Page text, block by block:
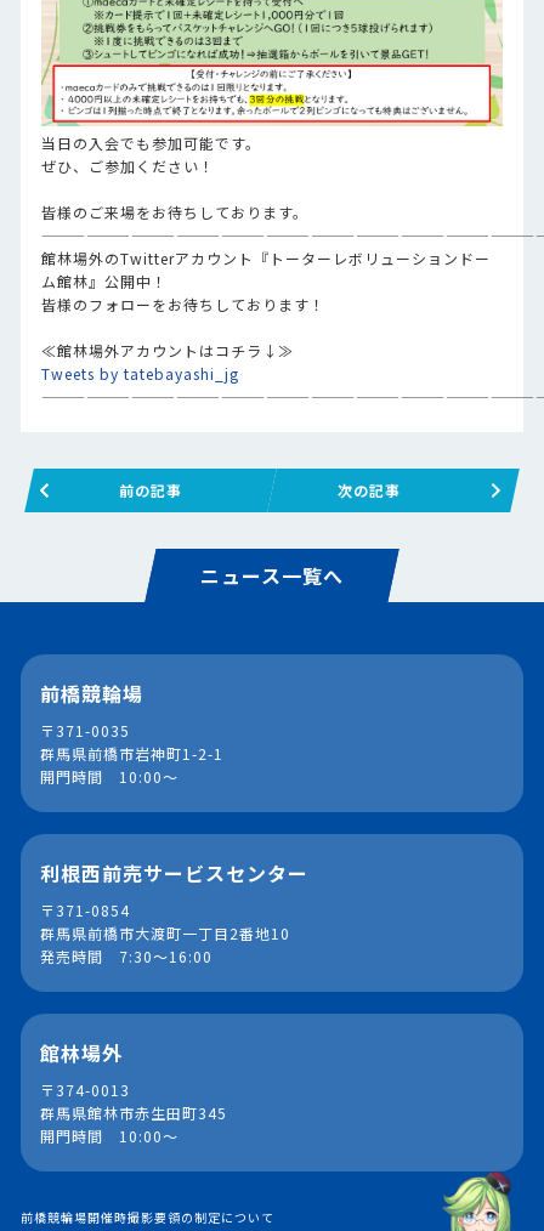
当日の入会でも参加可能です。
ぜひ、ご参加ください！
皆様のご来場をお待ちしております。
館林場外のTwitterアカウント『トーターレボリューションドー
ム館林』公開中！
皆様のフォローをお待ちしております！
≪館林場外アカウントはコチラ↓≫
Tweets by tatebayashi_jg
前の記事 次の記事
ニュース一覧へ
前橋競輪場
〒371-0035
群馬県前橋市岩神町1-2-1
開門時間 10:00～
利根西前売サービスセンター
〒371-0854
群馬県前橋市大渡町一丁目2番地10
発売時間 7:30～16:00
館林場外
〒374-0013
群馬県館林市赤生田町345
開門時間 10:00～
前橋競輪場開催時撮影要領の制定について